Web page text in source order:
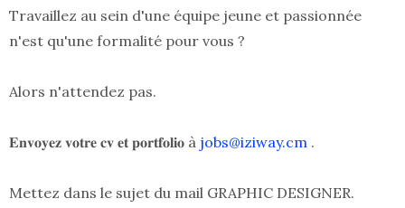
Travaillez au sein d'une équipe jeune et passionnée
n'est qu'une formalité pour vous ?
Alors n'attendez pas.
𝐄𝐧𝐯𝐨𝐲𝐞𝐳 𝐯𝐨𝐭𝐫𝐞 𝐜𝐯 𝐞𝐭 𝐩𝐨𝐫𝐭𝐟𝐨𝐥𝐢𝐨 à jobs@iziway.cm .
Mettez dans le sujet du mail GRAPHIC DESIGNER.